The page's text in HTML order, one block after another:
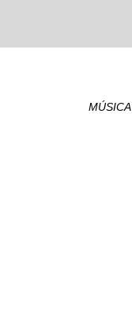
MÚSICA